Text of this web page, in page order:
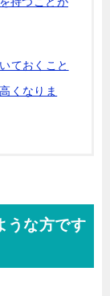
ておくこと
くなりま
うな方です